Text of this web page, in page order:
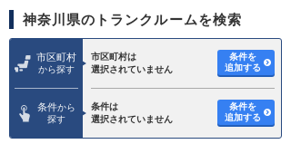
神奈川県のトランクルームを検索
市区町村
から探す
市区町村は
選択されていません
条件を
追加する
条件から
探す
条件は
選択されていません
条件を
追加する